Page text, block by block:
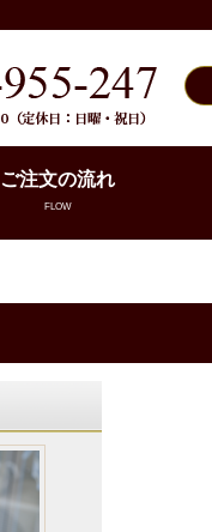
ご注文の流れ
FLOW